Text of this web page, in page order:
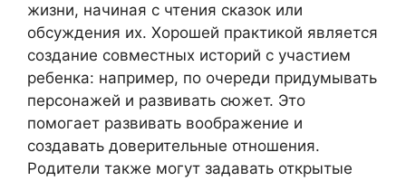
жизни, начиная с чтения сказок или
обсуждения их. Хорошей практикой является
создание совместных историй с участием
ребенка: например, по очереди придумывать
персонажей и развивать сюжет. Это
помогает развивать воображение и
создавать доверительные отношения.
Родители также могут задавать открытые